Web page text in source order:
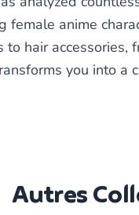
female anime
to hair accessories,
you into a
Autres